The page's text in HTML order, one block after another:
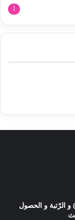
1
و الرّتبة و الحصول